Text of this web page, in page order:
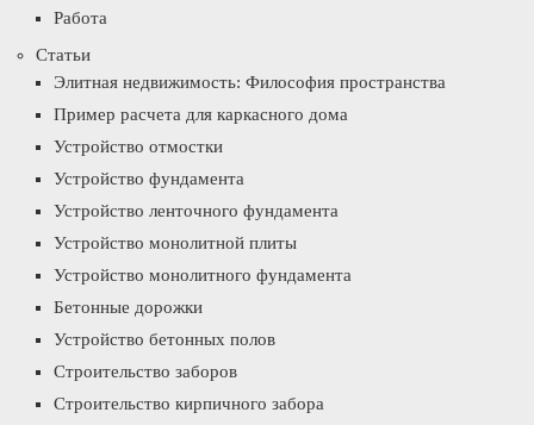
Работа
Статьи
Элитная недвижимость: Философия пространства
Пример расчета для каркасного дома
Устройство отмостки
Устройство фундамента
Устройство ленточного фундамента
Устройство монолитной плиты
Устройство монолитного фундамента
Бетонные дорожки
Устройство бетонных полов
Строительство заборов
Строительство кирпичного забора